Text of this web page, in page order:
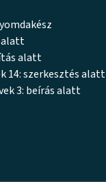
alatt
alatt
14: szerkesztés alatt
3: beírás alatt